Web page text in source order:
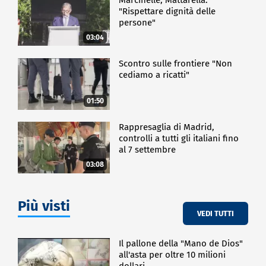
ESTERI
03:04
"Rispettare dignità delle
persone"
01:50
Scontro sulle frontiere "Non
cediamo a ricatti"
03:08
Rappresaglia di Madrid,
controlli a tutti gli italiani fino
al 7 settembre
Più visti VEDI TUTTI
Il pallone della "Mano de Dios"
all'asta per oltre 10 milioni